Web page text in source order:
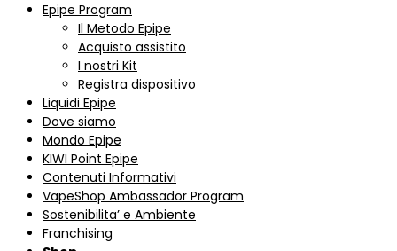
Epipe Program
Il Metodo Epipe
Acquisto assistito
I nostri Kit
Registra dispositivo
Liquidi Epipe
Dove siamo
Mondo Epipe
KIWI Point Epipe
Contenuti Informativi
VapeShop Ambassador Program
Sostenibilita’ e Ambiente
Franchising